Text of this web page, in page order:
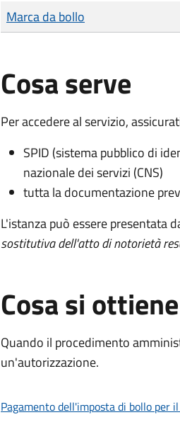
Tipo di pagamento
Importo
Marca da bollo
Cosa serve
Per accedere al servizio,
SPID (sistema pubblico di
nazionale dei servizi (CNS)
tutta la documentazione
L'istanza può essere presentata
sostitutiva dell'atto di notorietà
Cosa si ottiene
Quando il procedimento
un'autorizzazione.
Pagamento dell'imposta di bollo per